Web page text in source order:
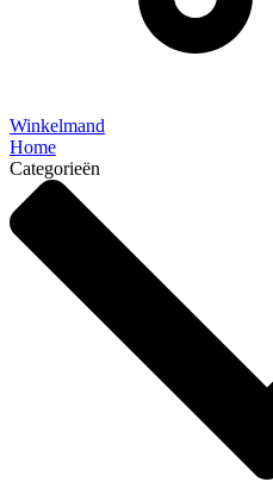
Winkelmand
Home
Categorieën